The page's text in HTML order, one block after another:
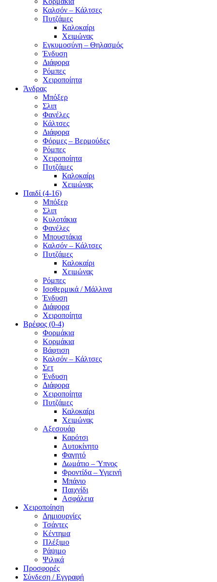
Καλσόν – Κάλτσες
Πυτζάμες
Καλοκαίρι
Χειμώνας
Εγκυμοσύνη – Θηλασμός
Ένδυση
Διάφορα
Ρόμπες
Χειροποίητα
Άνδρας
Μπόξερ
Σλιπ
Φανέλες
Κάλτσες
Διάφορα
Φόρμες – Βερμούδες
Ρόμπες
Χειροποίητα
Πυτζάμες
Καλοκαίρι
Χειμώνας
Παιδί (4-16)
Μπόξερ
Σλιπ
Κυλοτάκια
Φανέλες
Μπουστάκια
Καλσόν – Κάλτσες
Πυτζάμες
Καλοκαίρι
Χειμώνας
Ρόμπες
Ισοθερμικά / Μάλλινα
Ένδυση
Διάφορα
Χειροποίητα
Βρέφος (0-4)
Φορμάκια
Κορμάκια
Βάφτιση
Καλσόν – Κάλτσες
Σετ
Ένδυση
Διάφορα
Χειροποίητα
Πυτζάμες
Καλοκαίρι
Χειμώνας
Αξεσουάρ
Καρότσι
Αυτοκίνητο
Φαγητό
Δωμάτιο – Ύπνος
Φροντίδα – Υγιεινή
Μπάνιο
Παιχνίδι
Ασφάλεια
Χειροποίηση
Δημιουργίες
Τσάντες
Κέντημα
Πλέξιμο
Ράψιμο
Ψιλικά
Προσφορές
Σύνδεση / Εγγραφή